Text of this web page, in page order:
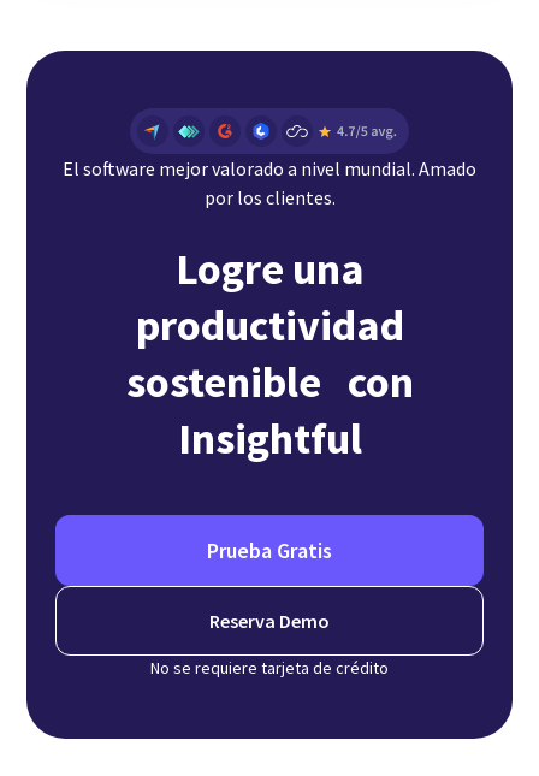
El software mejor valorado a nivel mundial. Amado
por los clientes.
Logre una
productividad
sostenible con
Insightful
Prueba Gratis
Reserva Demo
No se requiere tarjeta de crédito